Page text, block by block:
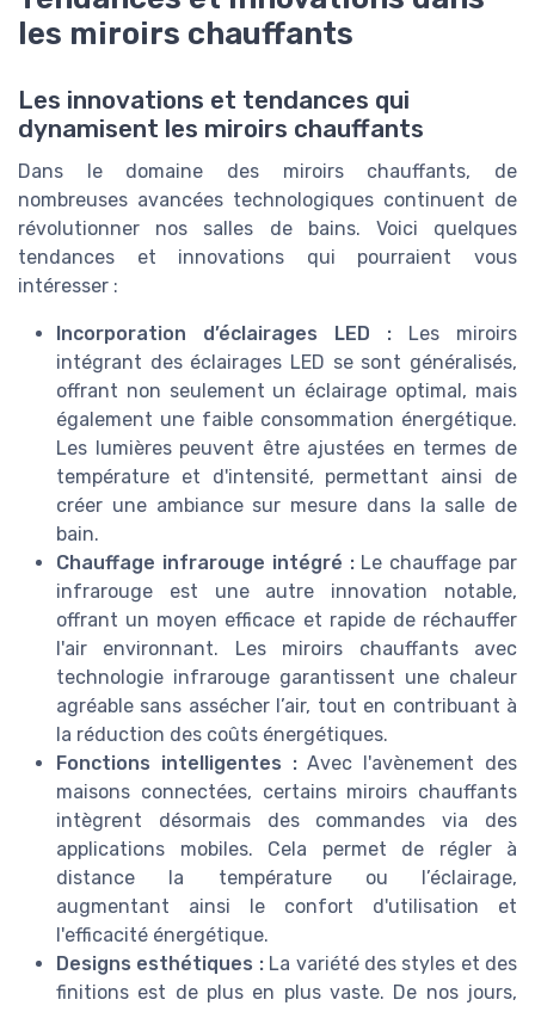
les miroirs chauffants
Les innovations et tendances qui
dynamisent les miroirs chauffants
Dans le domaine des miroirs chauffants, de
nombreuses avancées technologiques continuent de
révolutionner nos salles de bains. Voici quelques
tendances et innovations qui pourraient vous
intéresser :
Incorporation d’éclairages LED : Les miroirs
intégrant des éclairages LED se sont généralisés,
offrant non seulement un éclairage optimal, mais
également une faible consommation énergétique.
Les lumières peuvent être ajustées en termes de
température et d'intensité, permettant ainsi de
créer une ambiance sur mesure dans la salle de
bain.
Chauffage infrarouge intégré :Le chauffage par
infrarouge est une autre innovation notable,
offrant un moyen efficace et rapide de réchauffer
l'air environnant. Les miroirs chauffants avec
technologie infrarouge garantissent une chaleur
agréable sans assécher l’air, tout en contribuant à
la réduction des coûts énergétiques.
Fonctions intelligentes :Avec l'avènement des
maisons connectées, certains miroirs chauffants
intègrent désormais des commandes via des
applications mobiles. Cela permet de régler à
distance la température ou l’éclairage,
augmentant ainsi le confort d'utilisation et
l'efficacité énergétique.
Designs esthétiques :La variété des styles et des
finitions est de plus en plus vaste. De nos jours,